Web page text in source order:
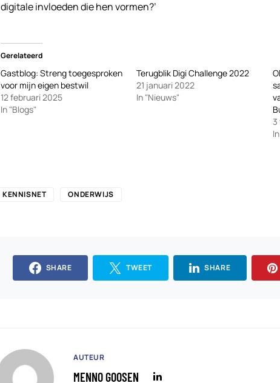
digitale invloeden die hen vormen?’
Gerelateerd
Gastblog: Streng toegesproken
voor mijn eigen bestwil
12 februari 2025
In "Blogs"
Terugblik Digi Challenge 2022
21 januari 2022
In "Nieuws"
3
KENNISNET ONDERWIJS
SHARE TWEET SHARE
AUTEUR
MENNO GOOSEN